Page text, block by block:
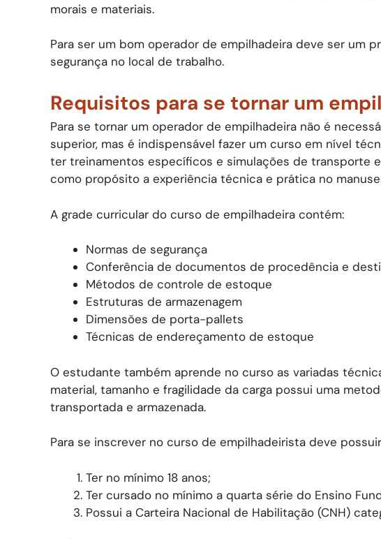
morais e materiais.
Para ser um bom operador de empilhadeira deve ser um
segurança no local de trabalho.
Requisitos para se tornar um
Para se tornar um operador de empilhadeira não é
superior, mas é indispensável fazer um curso em nível
ter treinamentos específicos e simulações de transporte
como propósito a experiência técnica e prática no
A grade curricular do curso de empilhadeira contém:
Normas de segurança
Conferência de documentos de procedência e
Métodos de controle de estoque
Estruturas de armazenagem
Dimensões de porta-pallets
Técnicas de endereçamento de estoque
O estudante também aprende no curso as variadas
material, tamanho e fragilidade da carga possui uma
transportada e armazenada.
Para se inscrever no curso de empilhadeirista deve
Ter no mínimo 18 anos;
Ter cursado no mínimo a quarta série do Ensino
Possui a Carteira Nacional de Habilitação (CNH)